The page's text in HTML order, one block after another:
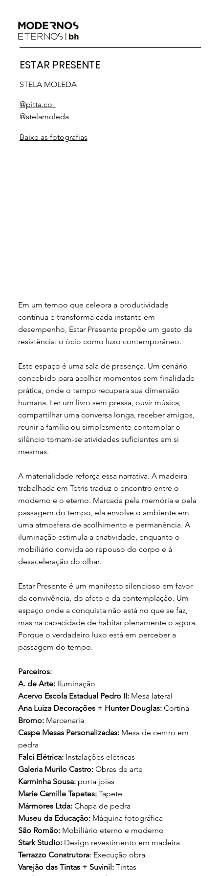
ESTAR PRESENTE
STELA MOLEDA
@pitta.co_
@stelamoleda
Baixe as fotografias
Em um tempo que celebra a produtividade
contínua e transforma cada instante em
desempenho, Estar Presente propõe um gesto de
resistência: o ócio como luxo contemporâneo.
Este espaço é uma sala de presença. Um cenário
concebido para acolher momentos sem finalidade
prática, onde o tempo recupera sua dimensão
humana. Ler um livro sem pressa, ouvir música,
compartilhar uma conversa longa, receber amigos,
reunir a família ou simplesmente contemplar o
silêncio tornam-se atividades suficientes em si
mesmas.
A materialidade reforça essa narrativa. A madeira
trabalhada em Tetris traduz o encontro entre o
moderno e o eterno. Marcada pela memória e pela
passagem do tempo, ela envolve o ambiente em
uma atmosfera de acolhimento e permanência. A
iluminação estimula a criatividade, enquanto o
mobiliário convida ao repouso do corpo e à
desaceleração do olhar.
Estar Presente é um manifesto silencioso em favor
da convivência, do afeto e da contemplação. Um
espaço onde a conquista não está no que se faz,
mas na capacidade de habitar plenamente o agora.
Porque o verdadeiro luxo está em perceber a
passagem do tempo.
Parceiros:
A. de Arte: Iluminação
Acervo Escola Estadual Pedro II: Mesa lateral
Ana Luiza Decorações + Hunter Douglas: Cortina
Bromo: Marcenaria
Caspe Mesas Personalizadas: Mesa de centro em
pedra
Falci Elétrica: Instalações elétricas
Galeria Murilo Castro: Obras de arte
Karminha Sousa: porta joias
Marie Camille Tapetes: Tapete
Mármores Ltda: Chapa de pedra
Museu da Educação: Máquina fotográfica
São Romão: Mobiliário eterno e moderno
Stark Studio: Design revestimento em madeira
Terrazzo Construtora: Execução obra
Varejão das Tintas + Suvinil:Tintas